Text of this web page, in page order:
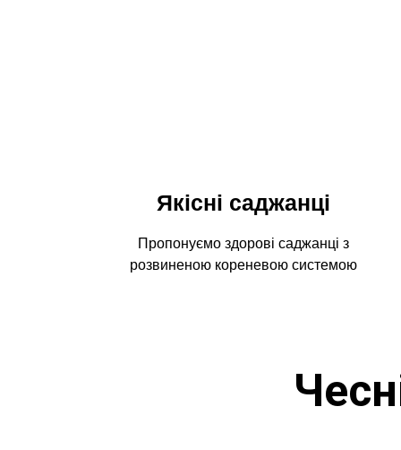
Пропонуємо здорові саджанці з
розвиненою кореневою системою
Якісні саджанці